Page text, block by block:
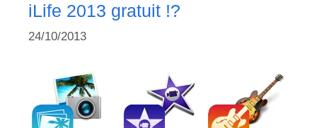
iLife 2013 gratuit !?
24/10/2013